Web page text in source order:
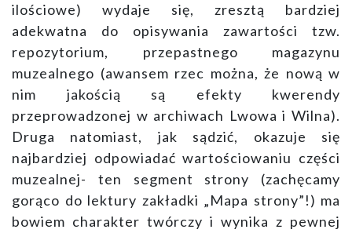
ilościowe) wydaje się, zresztą bardziej
adekwatna do opisywania zawartości tzw.
repozytorium, przepastnego magazynu
muzealnego (awansem rzec można, że nową w
nim jakością są efekty kwerendy
przeprowadzonej w archiwach Lwowa i Wilna).
Druga natomiast, jak sądzić, okazuje się
najbardziej odpowiadać wartościowaniu części
muzealnej- ten segment strony (zachęcamy
gorąco do lektury zakładki „Mapa strony”!) ma
bowiem charakter twórczy i wynika z pewnej